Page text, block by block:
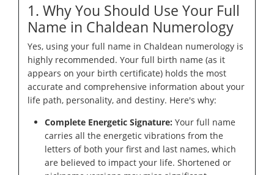
1. Why You Should Use Your Full
Name in Chaldean Numerology
Yes, using your full name in Chaldean numerology is
highly recommended. Your full birth name (as it
appears on your birth certificate) holds the most
accurate and comprehensive information about your
life path, personality, and destiny. Here's why:
Complete Energetic Signature: Your full name
carries all the energetic vibrations from the
letters of both your first and last names, which
are believed to impact your life. Shortened or